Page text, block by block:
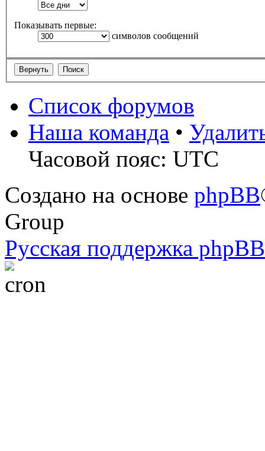
Показывать первые:
символов сообщений
Список форумов
Наша команда •
Часовой пояс: UTC
Создано на основе phpBB
Group
Русская поддержка phpBB